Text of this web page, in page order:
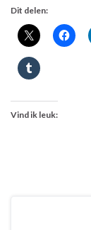
Dit delen:
Vind ik leuk: